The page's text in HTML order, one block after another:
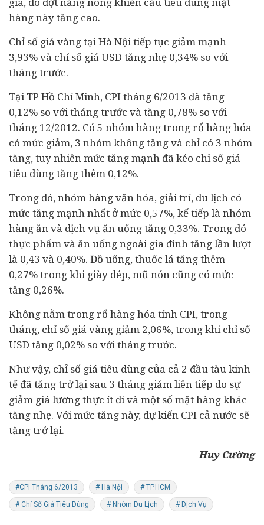
hàng này tăng cao.
Chỉ số giá vàng tại Hà Nội tiếp tục giảm mạnh
3,93% và chỉ số giá USD tăng nhẹ 0,34% so với
tháng trước.
Tại TP Hồ Chí Minh, CPI tháng 6/2013 đã tăng
0,12% so với tháng trước và tăng 0,78% so với
tháng 12/2012. Có 5 nhóm hàng trong rổ hàng hóa
có mức giảm, 3 nhóm không tăng và chỉ có 3 nhóm
tăng, tuy nhiên mức tăng mạnh đã kéo chỉ số giá
tiêu dùng tăng thêm 0,12%.
Trong đó, nhóm hàng văn hóa, giải trí, du lịch có
mức tăng mạnh nhất ở mức 0,57%, kế tiếp là nhóm
hàng ăn và dịch vụ ăn uống tăng 0,33%. Trong đó
thực phẩm và ăn uống ngoài gia đình tăng lần lượt
là 0,43 và 0,40%. Đồ uống, thuốc lá tăng thêm
0,27% trong khi giày dép, mũ nón cũng có mức
tăng 0,26%.
Không nằm trong rổ hàng hóa tính CPI, trong
tháng, chỉ số giá vàng giảm 2,06%, trong khi chỉ số
USD tăng 0,02% so với tháng trước.
Như vậy, chỉ số giá tiêu dùng của cả 2 đầu tàu kinh
tế đã tăng trở lại sau 3 tháng giảm liên tiếp do sự
giảm giá lương thực ít đi và một số mặt hàng khác
tăng nhẹ. Với mức tăng này, dự kiến CPI cả nước sẽ
tăng trở lại.
Huy Cường
#CPI Tháng 6/2013 # Hà Nội # TP.HCM
# Chỉ Số Giá Tiêu Dùng # Nhóm Du Lịch # Dịch Vụ